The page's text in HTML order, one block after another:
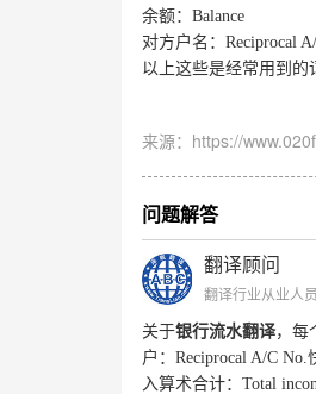
余额： Balance
对方户名： Reciprocal
以上这些是经常用到的
来源：https://
问题解答
翻译顾问
翻译行业从业人员
关于银行流水翻译，每
户： Reciprocal A/C No.
入算术合计： Total